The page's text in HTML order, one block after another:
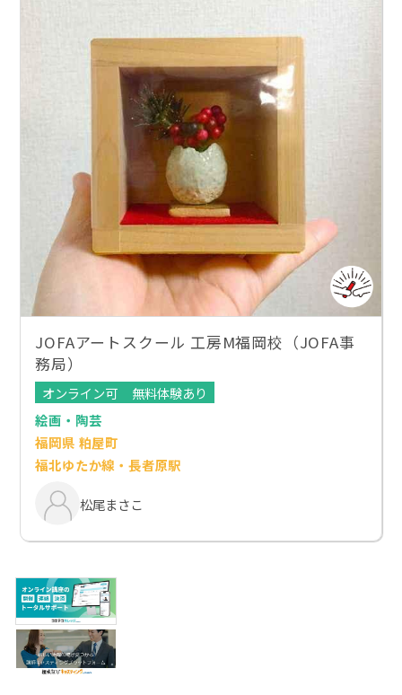
JOFAアートスクール 工房M福岡校（JOFA事
務局）
オンライン可
無料体験あり
絵画・陶芸
福岡県 粕屋町
福北ゆたか線・長者原駅
松尾まさこ